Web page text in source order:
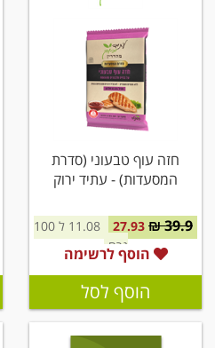
חזה עוף טבעוני (סדרת
המסעדות) - עתיד ירוק
39.9 ₪
27.93
11.08 ל 100
גרם
הוסף לרשימה
הוסף לסל